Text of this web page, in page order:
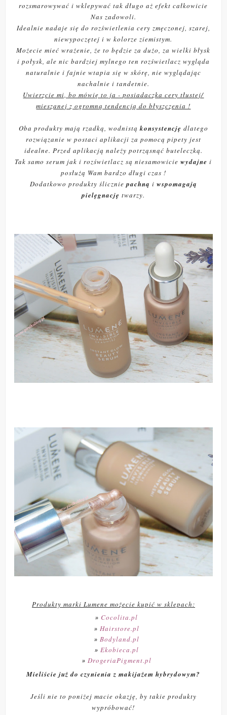
rozsmarowywać i wklepywać tak długo aż efekt całkowicie
Nas zadowoli.
Idealnie nadaje się do rozświetlenia cery zmęczonej, szarej,
niewypoczętej i w kolorze ziemistym.
Możecie mieć wrażenie, że to będzie za dużo, za wielki błysk
i połysk, ale nic bardziej mylnego ten rozświetlacz wygląda
naturalnie i fajnie wtapia się w skórę, nie wyglądając
nachalnie i tandetnie.
Uwierzcie mi, bo mówię to ja - posiadaczka cery tłustej/
mieszanej z ogromną tendencją do błyszczenia !
Oba produkty mają rzadką, wodnistąkonsystencję dlatego
rozwiązanie w postaci aplikacji za pomocą pipety jest
idealne. Przed aplikacją należy potrząsnąć buteleczką.
Tak samo serum jak i rozświetlacz są niesamowiciewydajne i
posłużą Wam bardzo długi czas !
Dodatkowo produkty śliczniepachną i wspomagają
pielęgnację twarzy.
Produkty marki Lumene możecie kupić w sklepach:
Cocolita.pl
Hairstore.pl
Bodyland.pl
Ekobieca.pl
DrogeriaPigment.pl
Mieliście już do czynienia z makijażem hybrydowym?
Jeśli nie to poniżej macie okazję, by takie produkty
wypróbować!